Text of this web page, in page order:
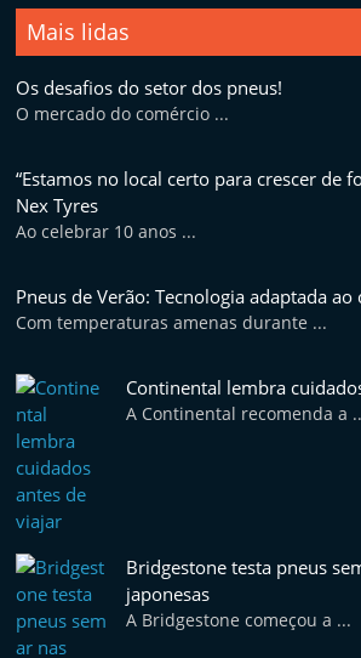
Mais lidas
Os desafios do setor dos pneus!
O mercado do comércio ...
“Estamos no local certo para crescer de
Nex Tyres
Ao celebrar 10 anos ...
Pneus de Verão: Tecnologia adaptada
Com temperaturas amenas durante ...
Continental lembra
A Continental recomenda a
Bridgestone testa pneus
japonesas
A Bridgestone começou a ...